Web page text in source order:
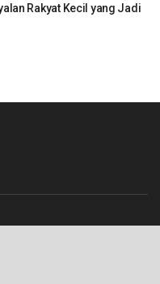
Rakyat Kecil yang Jadi